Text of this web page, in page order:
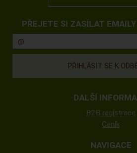
PŘEJETE SI ZASÍLAT
DALŠÍ
B2B registrace
Ceník
NAVIGACE